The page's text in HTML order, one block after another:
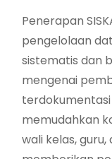
Penerapan
pengelolaan
sistematis dan
mengenai
memudahkan
wali kelas,